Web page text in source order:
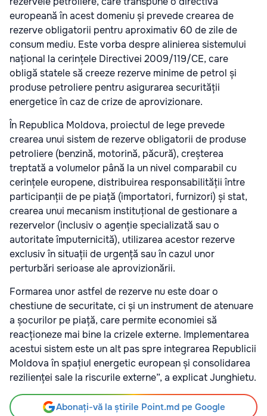
europeană în acest domeniu și prevede crearea de
rezerve obligatorii pentru aproximativ 60 de zile de
consum mediu. Este vorba despre alinierea sistemului
național la cerințele Directivei 2009/119/CE, care
obligă statele să creeze rezerve minime de petrol și
produse petroliere pentru asigurarea securității
energetice în caz de crize de aprovizionare.
În Republica Moldova, proiectul de lege prevede
crearea unui sistem de rezerve obligatorii de produse
petroliere (benzină, motorină, păcură), creșterea
treptată a volumelor până la un nivel comparabil cu
cerințele europene, distribuirea responsabilității între
participanții de pe piață (importatori, furnizori) și stat,
crearea unui mecanism instituțional de gestionare a
rezervelor (inclusiv o agenție specializată sau o
autoritate împuternicită), utilizarea acestor rezerve
exclusiv în situații de urgență sau în cazul unor
perturbări serioase ale aprovizionării.
Formarea unor astfel de rezerve nu este doar o
chestiune de securitate, ci și un instrument de atenuare
a șocurilor pe piață, care permite economiei să
reacționeze mai bine la crizele externe. Implementarea
acestui sistem este un alt pas spre integrarea Republicii
Moldova în spațiul energetic european și consolidarea
rezilienței sale la riscurile externe”, a explicat Junghietu.
Abonați-vă la știrile Point.md pe Google